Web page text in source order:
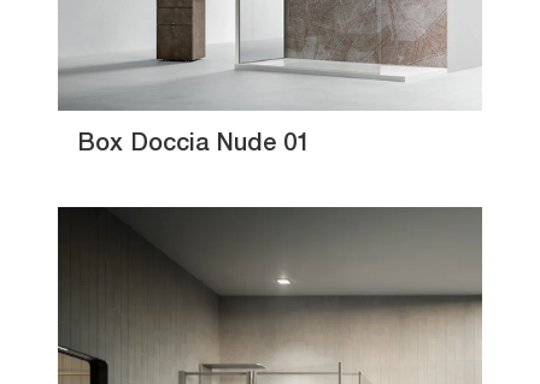
Box Doccia Nude 01